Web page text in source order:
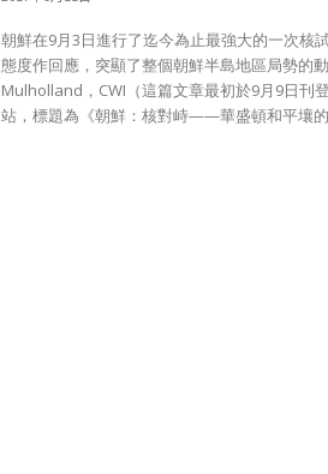
朝鮮在9月3日進行了迄今為止最強大的一次核
態度作回應，突顯了整個朝鮮半島地區局勢的動盪
Mulholland，CWI（這篇文章最初於9月9日刊